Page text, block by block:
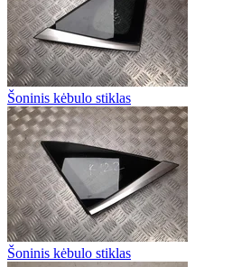
Šoninis kėbulo stiklas
Šoninis kėbulo stiklas